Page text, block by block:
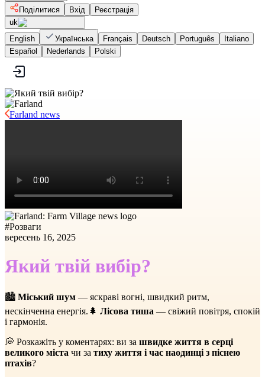
Поділитися
Вхід
Реєстрація
uk
English
Українська Français Deutsch Português
Italiano
Español
Nederlands Polski
Farland news
#Розваги
вересень 16, 2025
Який твій вибір?
🏙️ Міський шум — яскраві вогні, швидкий ритм,
нескінченна енергія.🌲 Лісова тиша — свіжий повітря, спокій
і гармонія.
💭 Розкажіть у коментарях: ви за швидке життя в серці
великого міста чи за тиху життя і час наодинці з піснею
птахів?